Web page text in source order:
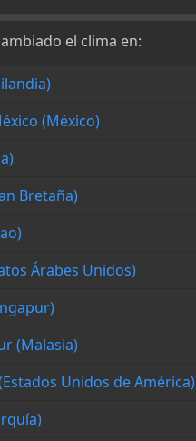
el clima en:
(México)
Bretaña)
Árabes Unidos)
(Malasia)
Unidos de América)